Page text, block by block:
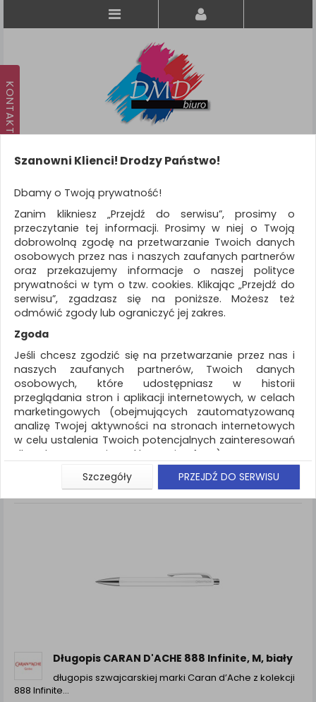
KATEGORIE
WSZYSTKIE KATEGORIE
FILTRY
Więcej
REKLAMA
AKTUALNOŚCI
Artykuły do pisania i korygowania Długopis
ZNALEZIONYCH PRODUKTÓW: 1 Porównaj (0 )
Sortuj po Standardowe
Siatka Lista
Długopis CARAN D'ACHE 888 Infinite, M, biały
długopis szwajcarskiej marki Caran d’Ache z kolekcji
888 Infinite…
Szanowni Klienci! Drodzy Państwo!
Dbamy o Twoją prywatność!
Zanim klikniesz „Przejdź do serwisu”, prosimy o
przeczytanie tej informacji. Prosimy w niej o Twoją
dobrowolną zgodę na przetwarzanie Twoich danych
osobowych przez nas i naszych zaufanych partnerów
oraz przekazujemy informacje o naszej polityce
prywatności w tym o tzw. cookies. Klikając „Przejdź do
serwisu”, zgadzasz się na poniższe. Możesz też
odmówić zgody lub ograniczyć jej zakres.
Zgoda
Jeśli chcesz zgodzić się na przetwarzanie przez nas i
naszych zaufanych partnerów, Twoich danych
osobowych, które udostępniasz w historii
przeglądania stron i aplikacji internetowych, w celach
marketingowych (obejmujących zautomatyzowaną
analizę Twojej aktywności na stronach internetowych
w celu ustalenia Twoich potencjalnych zainteresowań
dla dostosowania reklamy i oferty), w tym na
umieszczanie tzw. cookies na Twoich urządzeniach i
ich odczytywanie, kliknij przycisk „Przejdź do serwisu”.
Jeśli nie chcesz wyrazić zgody lub ograniczyć jej
W przypadku użytkowników zalogowanych, aby
Państwu prawidłowych informacji o promocjach czy
cenach indywidualnych, ważna jest Państwa
wcześniejsza zgoda której udzieliliście podczas
zakładania konta.
Szczegóły PRZEJDŹ DO SERWISU